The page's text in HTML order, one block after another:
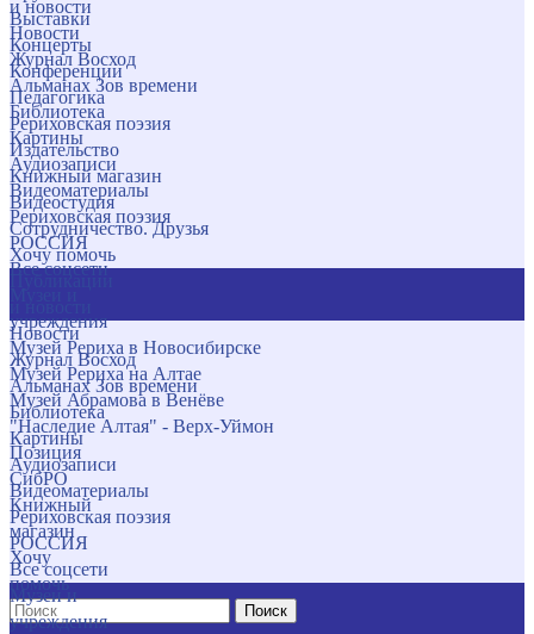
и новости
Новости
Журнал Восход
Альманах Зов времени
Библиотека
Картины
Аудиозаписи
Видеоматериалы
Рериховская поэзия
РОССИЯ
Все соцсети
учреждения
Музей Рериха в Новосибирске
Музей Рериха на Алтае
Музей Абрамова в Венёве
"Наследие Алтая" - Верх-Уймон
Позиция
СибРО
Книжный
магазин
Хочу
помочь
Поиск
Выставки
Концерты
Конференции
Педагогика
Рериховская поэзия
Издательство
Книжный магазин
Видеостудия
Сотрудничество. Друзья
Хочу помочь
Новости
Журнал Восход
Альманах Зов времени
Библиотека
Картины
Аудиозаписи
Видеоматериалы
Рериховская поэзия
РОССИЯ
Все соцсети
Музеи и
учреждения